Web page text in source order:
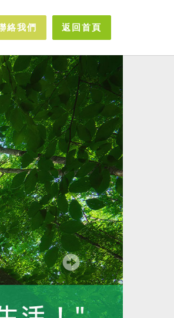
絡我們 返回首頁
Next